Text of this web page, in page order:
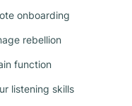
onboarding
rebellion
function
listening skills